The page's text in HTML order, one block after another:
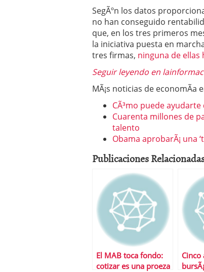
SegÃºn los datos
no han conseguido
que, en los tres primeros
la iniciativa puesta en
tres firmas, ninguna de ellas
Seguir leyendo en
MÃ¡s noticias de economÃ­a
CÃ³mo puede
Cuarenta millones de
talento
Obama aprobarÃ¡ una
Publicaciones
El MAB toca fondo:
cotizar es una proeza
Cinco